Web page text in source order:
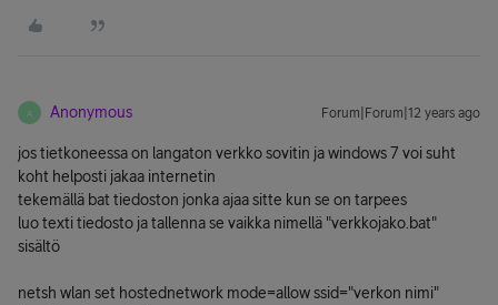
A Anonymous Forum|Forum|12 years ago
jos tietkoneessa on langaton verkko sovitin ja windows 7 voi suht
koht helposti jakaa internetin
tekemällä bat tiedoston jonka ajaa sitte kun se on tarpees
luo texti tiedosto ja tallenna se vaikka nimellä "verkkojako.bat"
sisältö
netsh wlan set hostednetwork mode=allow ssid="verkon nimi"